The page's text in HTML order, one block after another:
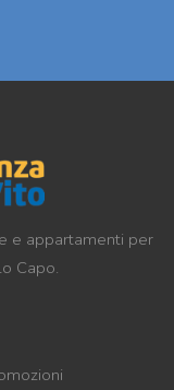
e appartamenti per
Capo.